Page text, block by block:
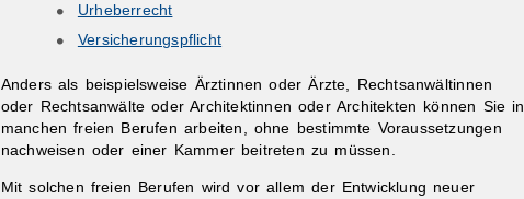
Urheberrecht
Versicherungspflicht
Anders als beispielsweise Ärztinnen oder Ärzte, Rechtsanwältinnen
oder Rechtsanwälte oder Architektinnen oder Architekten können Sie in
manchen freien Berufen arbeiten, ohne bestimmte Voraussetzungen
nachweisen oder einer Kammer beitreten zu müssen.
Mit solchen freien Berufen wird vor allem der Entwicklung neuer